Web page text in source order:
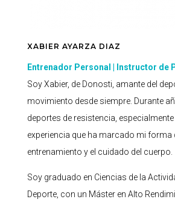
XABIER AYARZA DIAZ
Entrenador Personal | Instructor de
Soy Xabier, de Donosti, amante del
movimiento desde siempre. Durante
deportes de resistencia,
experiencia que ha marcado mi forma
entrenamiento y el cuidado del cuerpo.
Soy graduado en Ciencias de la
Deporte, con un Máster en Alto